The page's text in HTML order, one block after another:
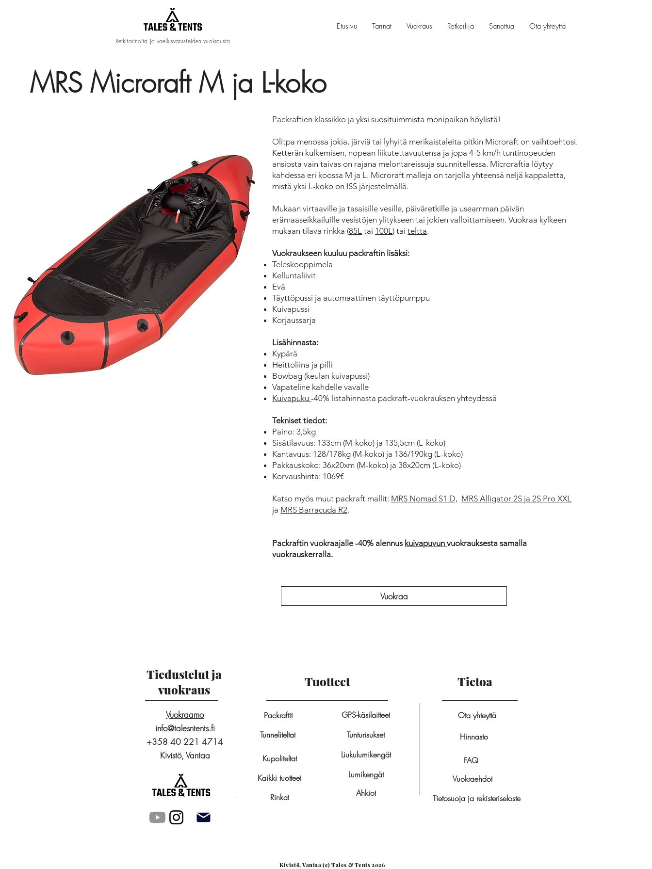
Retkitarinoita ja vaellusvarusteiden vuokrausta
Etusivu Tarinat Vuokraus Retkeilijä Sanottua Ota yhteyttä
Packraftien klassikko ja yksi suosituimmista monipaikan höylistä!
Olitpa menossa jokia, järviä tai lyhyitä merikaistaleita pitkin Microraft on vaihtoehtosi.
Ketterän kulkemisen, nopean liikutettavuutensa ja jopa 4-5 km/h tuntinopeuden
ansiosta vain taivas on rajana melontareissuja suunnitellessa. Microraftia löytyy
kahdessa eri koossa M ja L. Microraft malleja on tarjolla yhteensä neljä kappaletta,
mistä yksi L-koko on ISS järjestelmällä.
Mukaan virtaaville ja tasaisille vesille, päiväretkille ja useamman päivän
erämaaseikkailuille vesistöjen ylitykseen tai jokien valloittamiseen. Vuokraa kylkeen
mukaan tilava rinkka (85L tai 100L) taiteltta.
Vuokraukseen kuuluu packraftin lisäksi:
Teleskooppimela
Kelluntaliivit
Evä
Täyttöpussi ja automaattinen täyttöpumppu
Kuivapussi
Korjaussarja
Lisähinnasta:
Kypärä
Heittoliina ja pilli
Bowbag (keulan kuivapussi)
Vapateline kahdelle vavalle
Kuivapuku-40% listahinnasta packraft-vuokrauksen yhteydessä
Tekniset tiedot:
Paino: 3,5kg
Sisätilavuus: 133cm (M-koko) ja 135,5cm (L-koko)
Kantavuus: 128/178kg (M-koko) ja 136/190kg (L-koko)
Pakkauskoko: 36x20xm (M-koko) ja 38x20cm (L-koko)
Korvaushinta: 1069€
Katso myös muut packraft mallit: MRS Nomad S1 D, MRS Alligator 2S ja 2S Pro XXL
ja MRS Barracuda R2.
Packraftin vuokraajalle -40% alennus kuivapuvunvuokrauksesta samalla
vuokrauskerralla.
Vuokraa
MRS Microraft M ja L-koko
Tiedustelut ja
vuokraus
Vuokraamo
info@talesntents.fi
+358 40 221 4714
Kivistö, Vantaa
Tuotteet
Packraftit
Tunneliteltat
Kupoliteltat
Kaikki tuotteet
Rinkat
GPS-käsilaitteet
Tunturisukset
Liukulumikengät
Lumikengät
Ahkiot
Tietoa
Ota yhteyttä
Hinnasto
FAQ
Vuokraehdot
Tietosuoja ja rekisteriseloste
Kivistö, Vantaa (c) Tales & Tents 2026